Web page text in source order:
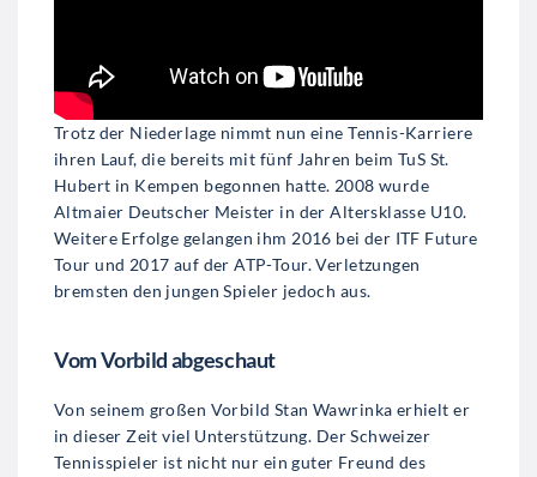
Trotz der Niederlage nimmt nun eine Tennis-Karriere
ihren Lauf, die bereits mit fünf Jahren beim TuS St.
Hubert in Kempen begonnen hatte. 2008 wurde
Altmaier Deutscher Meister in der Altersklasse U10.
Weitere Erfolge gelangen ihm 2016 bei der ITF Future
Tour und 2017 auf der ATP-Tour. Verletzungen
bremsten den jungen Spieler jedoch aus.
Vom Vorbild abgeschaut
Von seinem großen Vorbild Stan Wawrinka erhielt er
in dieser Zeit viel Unterstützung. Der Schweizer
Tennisspieler ist nicht nur ein guter Freund des